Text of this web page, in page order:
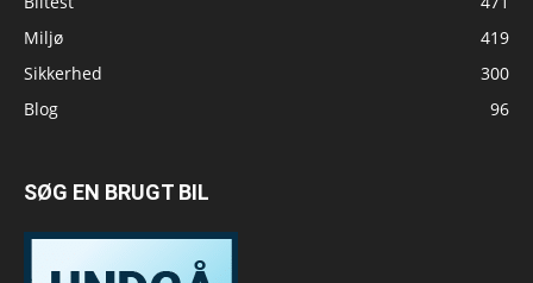
Miljø
419
Sikkerhed
300
Blog
96
SØG EN BRUGT BIL